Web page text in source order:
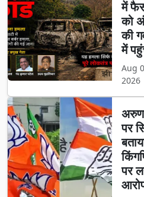
में
को
की
में
Aug
2026
अरुण
पर
पर